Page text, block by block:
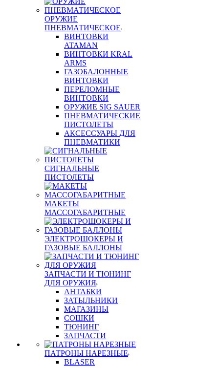
ОРУЖИЕ
ПНЕВМАТИЧЕСКОЕ
ВИНТОВКИ
ATAMAN
ВИНТОВКИ KRAL
ARMS
ГАЗОБАЛОННЫЕ
ВИНТОВКИ
ПЕРЕЛОМНЫЕ
ВИНТОВКИ
ОРУЖИЕ SIG SAUER
ПНЕВМАТИЧЕСКИЕ
ПИСТОЛЕТЫ
АКСЕССУАРЫ ДЛЯ
ПНЕВМАТИКИ
СИГНАЛЬНЫЕ
ПИСТОЛЕТЫ
МАКЕТЫ
МАССОГАБАРИТНЫЕ
ЭЛЕКТРОШОКЕРЫ И
ГАЗОВЫЕ БАЛЛОНЫ
ЗАПЧАСТИ И ТЮНИНГ
ДЛЯ ОРУЖИЯ
АНТАБКИ
ЗАТЫЛЬНИКИ
МАГАЗИНЫ
СОШКИ
ТЮНИНГ
ЗАПЧАСТИ
ПАТРОНЫ НАРЕЗНЫЕ
BLASER